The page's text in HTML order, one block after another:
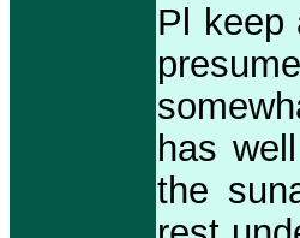
Pl keep
has
the